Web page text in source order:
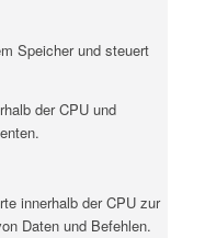
Speicher und steuert
der CPU und
innerhalb der CPU zur
Daten und Befehlen.